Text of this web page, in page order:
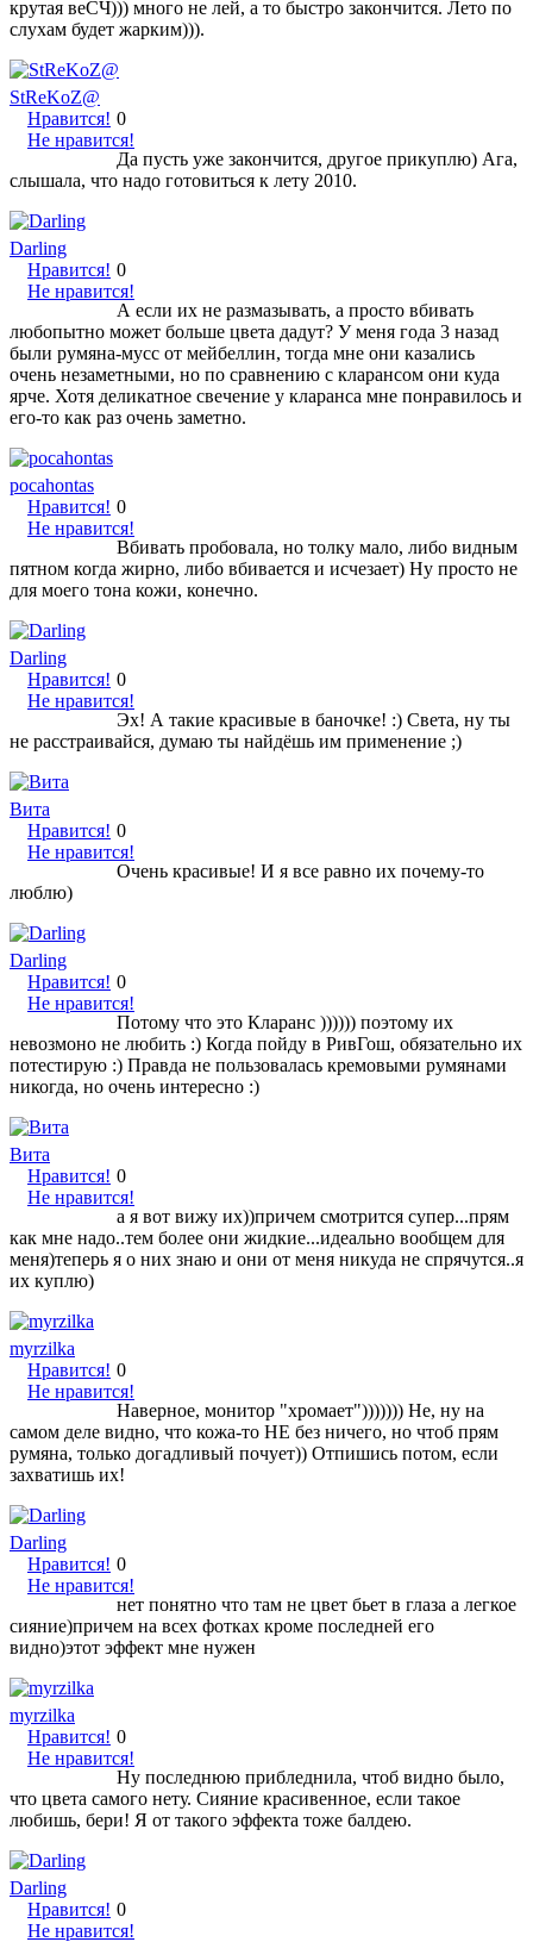
крутая веСЧ))) много не лей, а то быстро закончится. Лето по
слухам будет жарким))).
StReKoZ@
Нравится!
Не нравится!
0
Да пусть уже закончится, другое прикуплю) Ага,
слышала, что надо готовиться к лету 2010.
Darling
Нравится!
Не нравится!
0
А если их не размазывать, а просто вбивать
любопытно может больше цвета дадут? У меня года 3 назад
были румяна-мусс от мейбеллин, тогда мне они казались
очень незаметными, но по сравнению с кларансом они куда
ярче. Хотя деликатное свечение у кларанса мне понравилось и
его-то как раз очень заметно.
pocahontas
Нравится!
Не нравится!
0
Вбивать пробовала, но толку мало, либо видным
пятном когда жирно, либо вбивается и исчезает) Ну просто не
для моего тона кожи, конечно.
Darling
Нравится!
Не нравится!
0
Эх! А такие красивые в баночке! :) Света, ну ты
не расстраивайся, думаю ты найдёшь им применение ;)
Вита
Нравится!
Не нравится!
0
Очень красивые! И я все равно их почему-то
люблю)
Darling
Нравится!
Не нравится!
0
Потому что это Кларанс )))))) поэтому их
невозмоно не любить :) Когда пойду в РивГош, обязательно их
потестирую :) Правда не пользовалась кремовыми румянами
никогда, но очень интересно :)
Вита
Нравится!
Не нравится!
0
а я вот вижу их))причем смотрится супер...прям
как мне надо..тем более они жидкие...идеально вообщем для
меня)теперь я о них знаю и они от меня никуда не спрячутся..я
их куплю)
myrzilka
Нравится!
Не нравится!
0
Наверное, монитор "хромает"))))))) Не, ну на
самом деле видно, что кожа-то НЕ без ничего, но чтоб прям
румяна, только догадливый почует)) Отпишись потом, если
захватишь их!
Darling
Нравится!
Не нравится!
0
нет понятно что там не цвет бьет в глаза а легкое
сияние)причем на всех фотках кроме последней его
видно)этот эффект мне нужен
myrzilka
Нравится!
Не нравится!
0
Ну последнюю прибледнила, чтоб видно было,
что цвета самого нету. Сияние красивенное, если такое
любишь, бери! Я от такого эффекта тоже балдею.
Darling
Нравится!
Не нравится!
0